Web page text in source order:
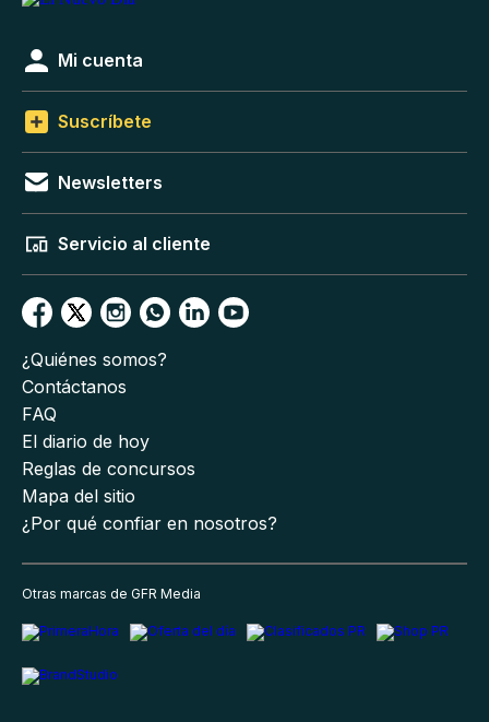
Mi cuenta
Suscríbete
Newsletters
Servicio al cliente
¿Quiénes somos?
Contáctanos
FAQ
El diario de hoy
Reglas de concursos
Mapa del sitio
¿Por qué confiar en nosotros?
Otras marcas de GFR Media